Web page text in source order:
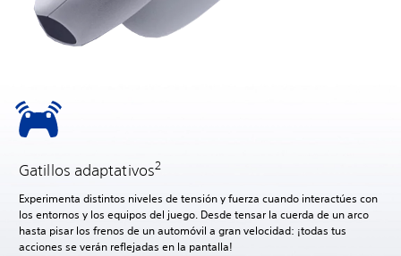
Gatillos adaptativos2
Experimenta distintos niveles de tensión y fuerza cuando interactúes con
los entornos y los equipos del juego. Desde tensar la cuerda de un arco
hasta pisar los frenos de un automóvil a gran velocidad: ¡todas tus
acciones se verán reflejadas en la pantalla!